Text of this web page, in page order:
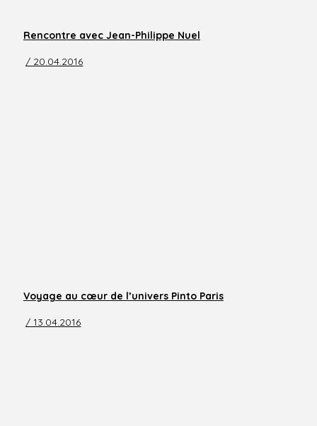
Rencontre avec Jean-Philippe Nuel
/ 20.04.2016
Voyage au cœur de l’univers Pinto Paris
/ 13.04.2016